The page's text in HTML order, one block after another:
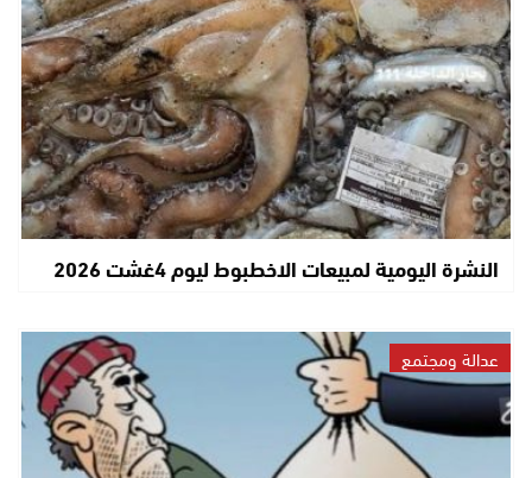
النشرة اليومية لمبيعات الاخطبوط ليوم 4غشت 2026
عدالة ومجتمع